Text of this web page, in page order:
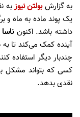
به گزارش بولتن نیوزبه
داشته باشد. اکنونناسا
آینده کمک می‌کند تا به
چندبار دیگر استفاده
کسی که بتواند مشکل
نقدی بدهد.